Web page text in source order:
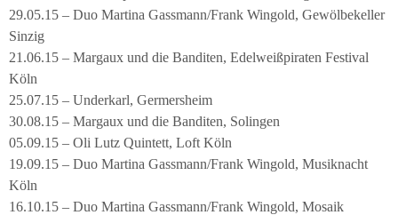
29.05.15 – Duo Martina Gassmann/Frank Wingold, Gewölbekeller
Sinzig
21.06.15 – Margaux und die Banditen, Edelweißpiraten Festival
Köln
25.07.15 – Underkarl, Germersheim
30.08.15 – Margaux und die Banditen, Solingen
05.09.15 – Oli Lutz Quintett, Loft Köln
19.09.15 – Duo Martina Gassmann/Frank Wingold, Musiknacht
Köln
16.10.15 – Duo Martina Gassmann/Frank Wingold, Mosaik